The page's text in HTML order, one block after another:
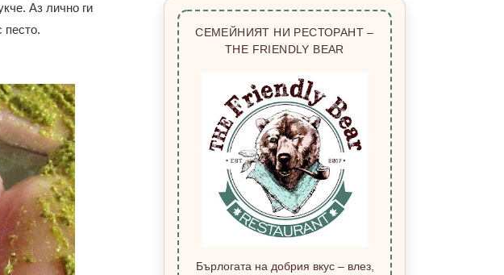
Аз лично ги
песто.
СЕМЕЙНИЯТ НИ РЕСТОРАНТ –
THE FRIENDLY BEAR
Бърлогата на добрия вкус – влез,